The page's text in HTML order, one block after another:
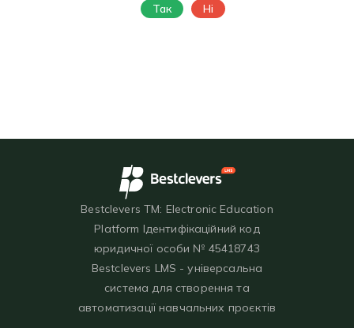
Так
Ні
Bestclevers TM: Electronic Education
Platform Ідентифікаційний код
юридичної особи № 45418743
Bestclevers LMS - універсальна
система для створення та
автоматизації навчальних проєктів